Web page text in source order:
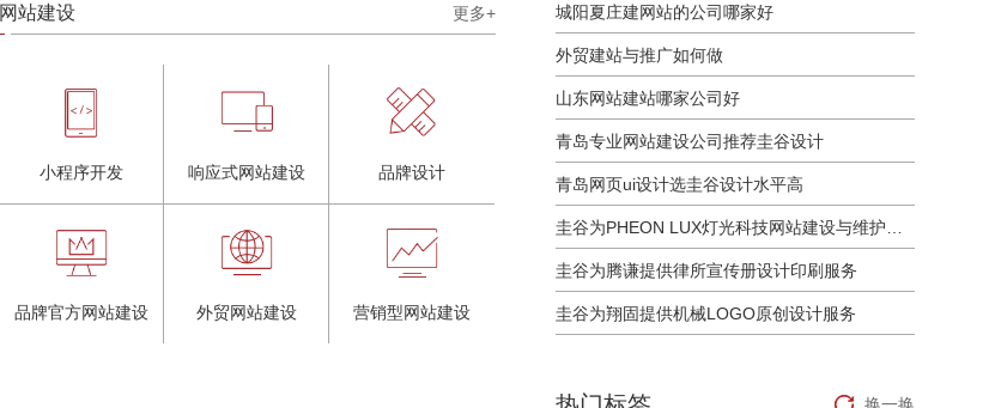
网站建设 更多+
小程序开发 响应式网站建设 品牌设计
品牌官方网站建设 外贸网站建设 营销型网站建设
城阳夏庄建网站的公司哪家好
外贸建站与推广如何做
山东网站建站哪家公司好
青岛专业网站建设公司推荐圭谷设计
青岛网页ui设计选圭谷设计水平高
圭谷为腾谦提供律所宣传册设计印刷服务
圭谷为翔固提供机械LOGO原创设计服务